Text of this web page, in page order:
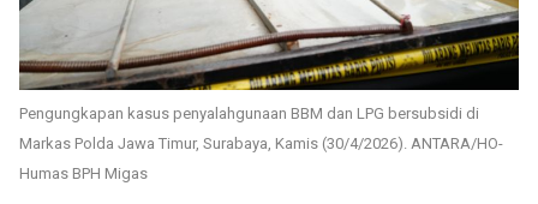
Pengungkapan kasus penyalahgunaan BBM dan LPG bersubsidi di
Markas Polda Jawa Timur, Surabaya, Kamis (30/4/2026). ANTARA/HO-
Humas BPH Migas